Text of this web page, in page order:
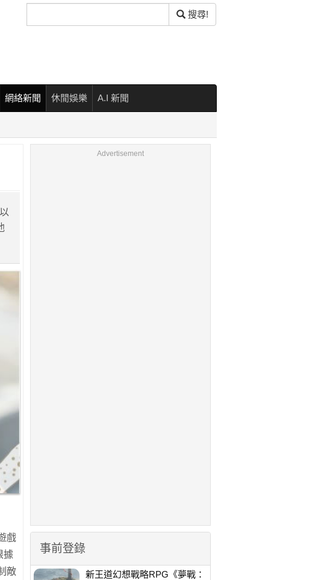
尋
搜尋!
網絡新聞 休閒娛樂 A.I 新聞
戲
據
敵
Advertisement
事前登錄
新王道幻想戰略RPG《夢戰：